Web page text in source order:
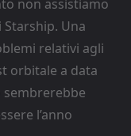
non assistiamo
Una
relativi agli
orbitale a data
l’anno